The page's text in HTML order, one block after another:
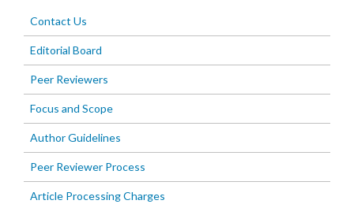
Contact Us
Editorial Board
Peer Reviewers
Focus and Scope
Author Guidelines
Peer Reviewer Process
Article Processing Charges